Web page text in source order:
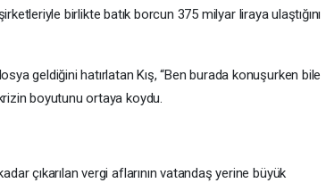
birlikte batık borcun 375 milyar liraya ulaştığını
geldiğini hatırlatan Kış, “Ben burada konuşurken bile
boyutunu ortaya koydu.
çıkarılan vergi aflarının vatandaş yerine büyük